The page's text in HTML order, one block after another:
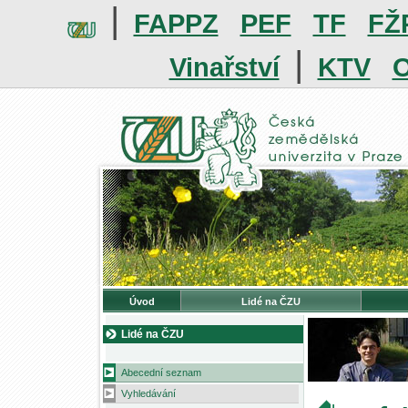
| FAPPZ PEF TF
Vinařství | KTV
Úvod Lidé na ČZU
Lidé na ČZU
Abecední seznam
Vyhledávání